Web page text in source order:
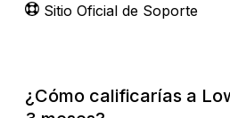
Sitio Oficial de Soporte
¿Cómo calificarías a